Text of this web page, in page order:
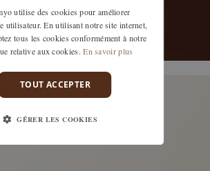
utilise des cookies pour améliorer
utilisateur. En utilisant notre site internet,
tous les cookies conformément à notre
relative aux cookies. En savoir plus
TOUT ACCEPTER
GÉRER LES COOKIES